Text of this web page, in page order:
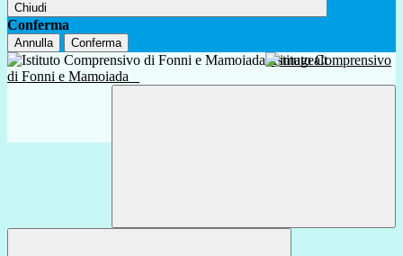
Chiudi
Conferma
Annulla Conferma
Istituto Comprensivo
di Fonni e Mamoiada